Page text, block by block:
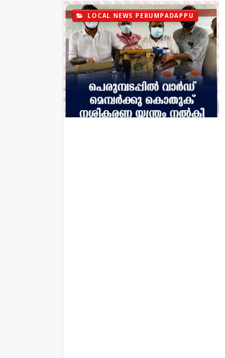
LOCAL NEWS PERUMPADAPPU